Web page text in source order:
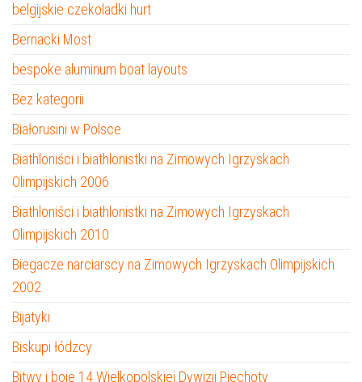
belgijskie czekoladki hurt
Bernacki Most
bespoke aluminum boat layouts
Bez kategorii
Białorusini w Polsce
Biathloniści i biathlonistki na Zimowych Igrzyskach
Olimpijskich 2006
Biathloniści i biathlonistki na Zimowych Igrzyskach
Olimpijskich 2010
Biegacze narciarscy na Zimowych Igrzyskach Olimpijskich
2002
Bijatyki
Biskupi łódzcy
Bitwy i boje 14 Wielkopolskiej Dywizji Piechoty